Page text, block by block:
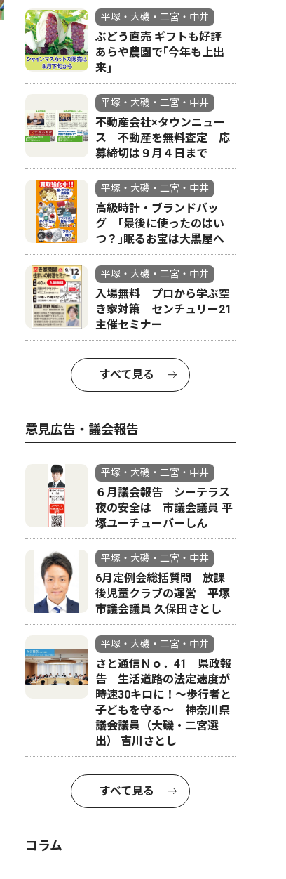
宮市が２試合連続で出場した
平塚・大磯・二宮・中井
ぶどう直売 ギフトも好評
あらや農園で｢今年も上出
来｣
平塚・大磯・二宮・中井
不動産会社×タウンニュー
ス 不動産を無料査定 応
募締切は９月４日まで
平塚・大磯・二宮・中井
高級時計・ブランドバッ
グ ｢最後に使ったのはい
つ？｣眠るお宝は大黒屋へ
平塚・大磯・二宮・中井
入場無料 プロから学ぶ空
き家対策 センチュリー21
主催セミナー
すべて見る
意見広告・議会報告
平塚・大磯・二宮・中井
６月議会報告 シーテラス
夜の安全は 市議会議員 平
塚ユーチューバーしん
平塚・大磯・二宮・中井
6月定例会総括質問 放課
後児童クラブの運営 平塚
市議会議員 久保田さとし
平塚・大磯・二宮・中井
さと通信Ｎｏ．41 県政報
告 生活道路の法定速度が
時速30キロに！〜歩行者と
子どもを守る〜 神奈川県
議会議員（大磯・二宮選
出） 吉川さとし
すべて見る
コラム